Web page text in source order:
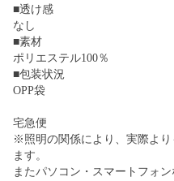
■透け感
なし
■素材
ポリエステル100％
■包装状況
OPP袋
宅急便
※照明の関係により、実際よ
ます。
またパソコン・スマートフォ